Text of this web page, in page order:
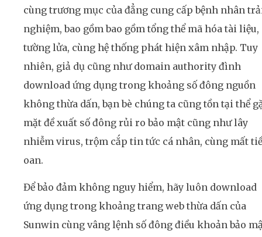
cùng trương mục của đẳng cung cấp bệnh nhân
nghiệm, bao gồm bao gồm tổng thể mã hóa tài liệu,
tường lửa, cùng hệ thống phát hiện xâm nhập. Tuy
nhiên, giả dụ cũng như domain authority đình
download ứng dụng trong khoảng số đông nguồn
không thừa dấn, bạn bè chúng ta cũng tồn tại thể
mặt đề xuất số đông rủi ro bảo mật cũng như lây
nhiễm virus, trộm cắp tin tức cá nhân, cùng mất
oan.
Để bảo đảm không nguy hiểm, hãy luôn download
ứng dụng trong khoảng trang web thừa dấn của
Sunwin cùng vâng lệnh số đông điều khoản bảo